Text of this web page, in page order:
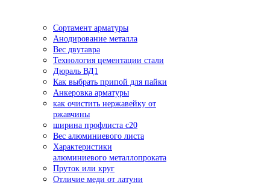
Сортамент арматуры
Анодирование металла
Вес двутавра
Технология цементации стали
Дюраль ВД1
Как выбрать припой для пайки
Анкеровка арматуры
как очистить нержавейку от
ржавчины
ширина профлиста с20
Вес алюминиевого листа
Характеристики
алюминиевого металлопроката
Пруток или круг
Отличие меди от латуни